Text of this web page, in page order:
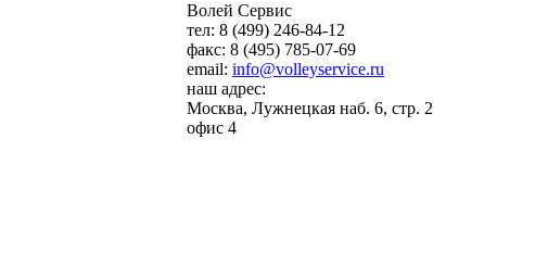
Волей Сервис
тел: 8 (499) 246-84-12
факс: 8 (495) 785-07-69
email: info@volleyservice.ru
наш адрес:
Москва, Лужнецкая наб. 6, стр. 2
офис 4